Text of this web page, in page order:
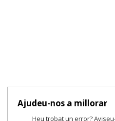
Ajudeu-nos a millorar
Heu trobat un error?